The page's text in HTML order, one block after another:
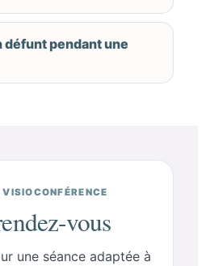
défunt pendant une
vous
une séance adaptée à